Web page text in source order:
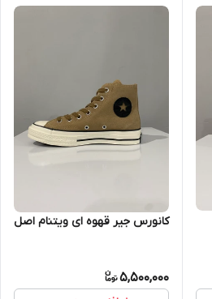
کانورس جیر قهوه ای ویتنام اصل
5,500,000